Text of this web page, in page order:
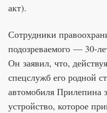
акт).
Сотрудники
подозреваемого — 30-
Он заявил, что,
спецслужб его родной
автомобиля Прилепина
устройство, которое